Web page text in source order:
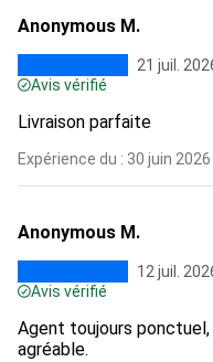
Anonymous M.
21 juil.
Avis vérifié
Livraison parfaite
Expérience du : 30 juin 2026
Anonymous M.
12 juil.
Avis vérifié
Agent toujours
agréable.